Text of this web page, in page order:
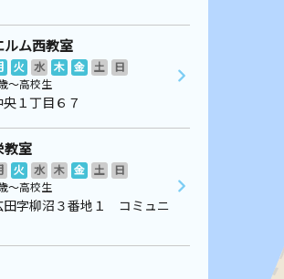
ルム西教室
火 水 木 金 土
日
～高校生
１丁目６７
教室
火 水 木 金 土
日
～高校生
田字柳沼３番地１ コミュニ